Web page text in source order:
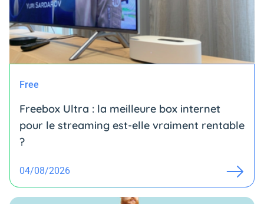
Free
Freebox Ultra : la meilleure box internet
pour le streaming est-elle vraiment rentable
?
04/08/2026